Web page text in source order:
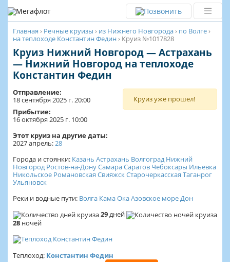
Главная › Речные круизы › из Нижнего Новгорода› по Волге›
на теплоходе Константин Федин › Круиз №1017828
Круиз Нижний Новгород — Астрахань
— Нижний Новгород на теплоходе
Константин Федин
Отправление:
18 сентября 2025 г. 20:00
Прибытие:
16 октября 2025 г. 10:00
Круиз уже прошел!
Этот круиз на другие даты:
2027апрель:28
Города и стоянки: Казань Астрахань Волгоград Нижний
Новгород Ростов-на-ДонуСамараСаратов Чебоксары Ильевка
Никольское Романовская СвияжскСтарочеркасская Таганрог
Ульяновск
Реки и водные пути: Волга КамаОкаАзовское мореДон
29дней
28 ночей
Теплоход: Константин Федин